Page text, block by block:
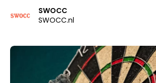
SWOCC
SWOCC.nl